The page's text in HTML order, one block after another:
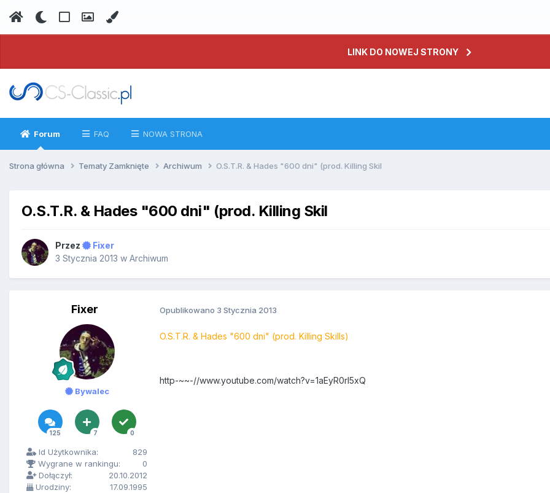
LINK DO NOWEJ STRONY
Forum FAQ NOWA STRONA
Strona główna Tematy Zamknięte Archiwum O.S.T.R. & Hades "600 dni" (prod. Killing Skil
O.S.T.R. & Hades "600 dni" (prod. Killing Skil
Przez
Fixer
3 Stycznia 2013 w Archiwum
Fixer
Bywalec
125 7 0
Id Użytkownika:
829
Wygrane w rankingu:
0
Dołączył:
20.10.2012
Urodziny:
17.09.1995
Opublikowano 3 Stycznia 2013
O.S.T.R. & Hades "600 dni" (prod. Killing Skills)
http-~~-//www.youtube.com/watch?v=1aEyR0rl5xQ